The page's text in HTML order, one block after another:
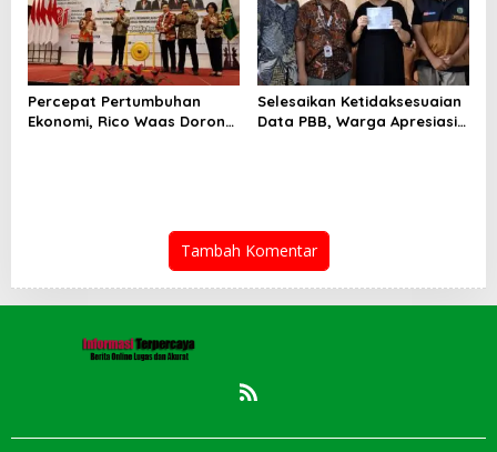
Percepat Pertumbuhan
Ekonomi, Rico Waas Dorong
Selesaikan Ketidaksesuaian
Data PBB, Warga Apresiasi
Tambah Komentar